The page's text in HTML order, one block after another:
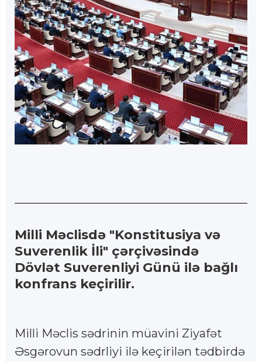
Milli Məclisdə "Konstitusiya və
Suverenlik İli" çərçivəsində
Dövlət Suverenliyi Günü ilə bağlı
konfrans keçirilir.
Milli Məclis sədrinin müavini Ziyafət
Əsgərovun sədrliyi ilə keçirilən tədbirdə